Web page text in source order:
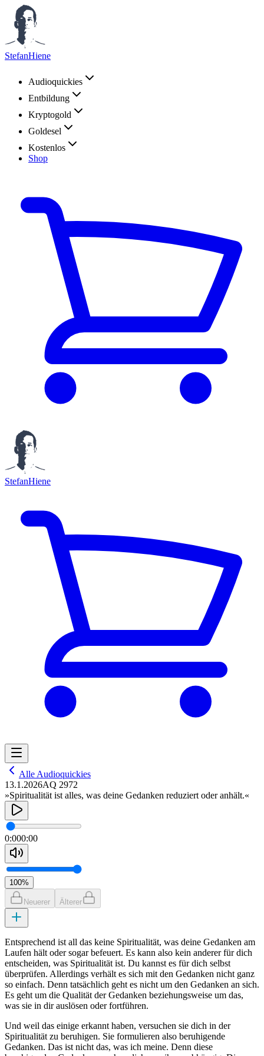
StefanHiene
Audioquickies
Entbildung
Kryptogold
Goldesel
Kostenlos
Shop
StefanHiene
Alle Audioquickies
13.1.2026AQ 2972
»Spiritualität ist alles, was deine Gedanken reduziert oder anhält.«
0:000:00
100%
Neuerer Älterer
Entsprechend ist all das keine Spiritualität, was deine Gedanken am
Laufen hält oder sogar befeuert. Es kann also kein anderer für dich
entscheiden, was Spiritualität ist. Du kannst es für dich selbst
überprüfen. Allerdings verhält es sich mit den Gedanken nicht ganz
so einfach. Denn tatsächlich geht es nicht um den Gedanken an sich.
Es geht um die Qualität der Gedanken beziehungsweise um das,
was sie in dir auslösen oder fortführen.
Und weil das einige erkannt haben, versuchen sie dich in der
Spiritualität zu beruhigen. Sie formulieren also beruhigende
Gedanken. Das ist nicht das, was ich meine. Denn diese